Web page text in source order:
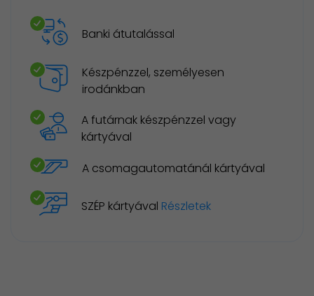
Banki átutalással
Készpénzzel, személyesen
irodánkban
A futárnak készpénzzel vagy
kártyával
A csomagautomatánál kártyával
SZÉP kártyával Részletek